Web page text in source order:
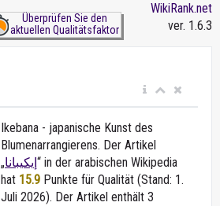
Überprüfen Sie den
aktuellen Qualitätsfaktor
WikiRank.net
ver. 1.6.3
Ikebana - japanische Kunst des
Blumenarrangierens. Der Artikel
„إيكيبانا“ in der arabischen Wikipedia
hat 15.9 Punkte für Qualität (Stand: 1.
Juli 2026). Der Artikel enthält 3